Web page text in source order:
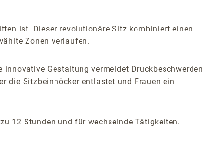
ist. Dieser revolutionäre Sitz kombiniert einen
Zonen verlaufen.
Gestaltung vermeidet Druckbeschwerden
die Sitzbeinhöcker entlastet und Frauen ein
12 Stunden und für wechselnde Tätigkeiten.